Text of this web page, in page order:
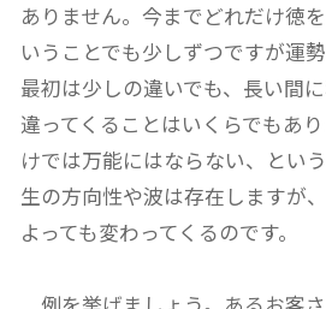
ありません。今までどれだけ徳
いうことでも少しずつですが運勢
最初は少しの違いでも、長い間
違ってくることはいくらでもあ
けでは万能にはならない、とい
生の方向性や波は存在しますが
よっても変わってくるのです。